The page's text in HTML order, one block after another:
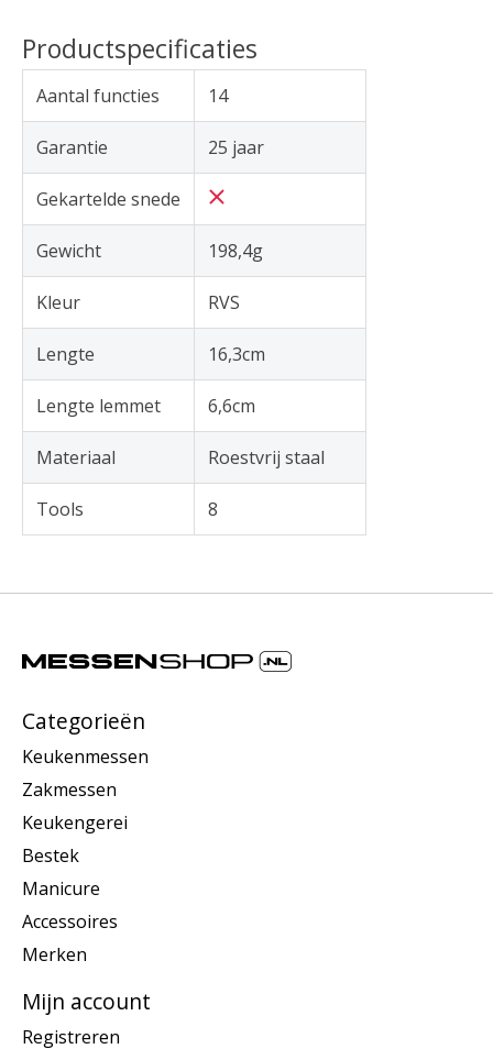
Productspecificaties
Aantal functies 14
Garantie 25 jaar
Gekartelde snede
Gewicht 198,4g
Kleur RVS
Lengte 16,3cm
Lengte lemmet 6,6cm
Materiaal Roestvrij staal
Tools 8
Categorieën
Keukenmessen
Zakmessen
Keukengerei
Bestek
Manicure
Accessoires
Merken
Mijn account
Registreren